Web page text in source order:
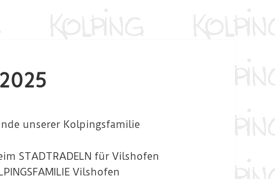
unserer Kolpingsfamilie
STADTRADELN für Vilshofen
Vilshofen